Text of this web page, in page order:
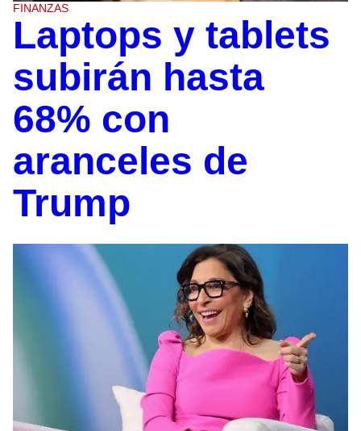
FINANZAS
Laptops y tablets
subirán hasta
68% con
aranceles de
Trump